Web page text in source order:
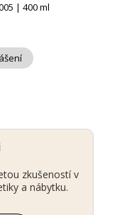
| 400 ml
zkušeností v
a nábytku.